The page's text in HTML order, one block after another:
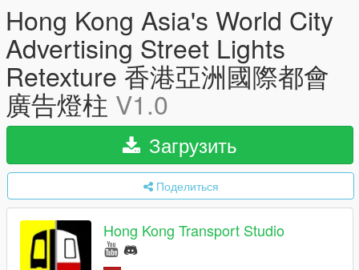
Hong Kong Asia's World City
Advertising Street Lights
Retexture 香港亞洲國際都會
廣告燈柱 V1.0
Загрузить
Поделиться
Hong Kong Transport Studio